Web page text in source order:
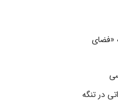
«فضای
در تنگه